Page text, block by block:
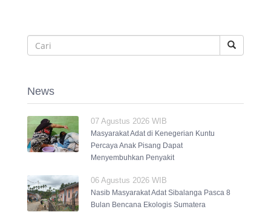
News
07 Agustus 2026 WIB
Masyarakat Adat di Kenegerian Kuntu
Percaya Anak Pisang Dapat
Menyembuhkan Penyakit
06 Agustus 2026 WIB
Nasib Masyarakat Adat Sibalanga Pasca 8
Bulan Bencana Ekologis Sumatera